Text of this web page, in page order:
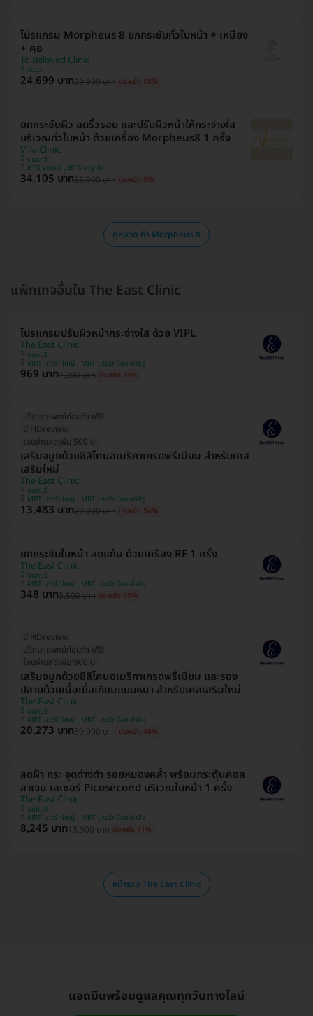
โปรแกรม Morpheus 8 ยกกระชับทั่วใบหน้า + เหนียง
+ คอ
To Beloved Clinic
วัฒนา
24,699 บาท29,999 บาท ประหยัด 18%
ยกกระชับผิว ลดริ้วรอย และปรับผิวหน้าให้กระจ่างใส
บริเวณทั่วใบหน้า ด้วยเครื่อง Morpheus8 1 ครั้ง
Villa Clinic
ราชเทวี
BTS ราชเทวี , BTS พญาไท
34,105 บาท35,900 บาท ประหยัด 5%
ดูหมวด ทำ Morpheus 8
แพ็กเกจอื่นใน The East Clinic
โปรแกรมปรับผิวหน้ากระจ่างใส ด้วย VIPL
The East Clinic
นนทบุรี
MRT บางรักใหญ่ , MRT บางรักน้อย-ท่าอิฐ
969 บาท1,200 บาท ประหยัด 19%
ปรึกษาแพทย์ก่อนทำ ฟรี!
มี HDreview
โอนจ่ายลดเพิ่ม 500 บ.
เสริมจมูกด้วยซิลิโคนอเมริกาเกรดพรีเมียม สำหรับเคส
เสริมใหม่
The East Clinic
นนทบุรี
MRT บางรักใหญ่ , MRT บางรักน้อย-ท่าอิฐ
13,483 บาท29,000 บาท ประหยัด 54%
ยกกระชับใบหน้า ลดแก้ม ด้วยเครื่อง RF 1 ครั้ง
The East Clinic
นนทบุรี
MRT บางรักใหญ่ , MRT บางรักน้อย-ท่าอิฐ
348 บาท3,500 บาท ประหยัด 90%
มี HDreview
ปรึกษาแพทย์ก่อนทำ ฟรี!
โอนจ่ายลดเพิ่ม 900 บ.
เสริมจมูกด้วยซิลิโคนอเมริกาเกรดพรีเมียม และรอง
ปลายด้วยเนื้อเยื่อเทียมแบบหนา สำหรับเคสเสริมใหม่
The East Clinic
นนทบุรี
MRT บางรักใหญ่ , MRT บางรักน้อย-ท่าอิฐ
20,273 บาท39,000 บาท ประหยัด 48%
ลดฝ้า กระ จุดด่างดำ รอยหมองคล้ำ พร้อมกระตุ้นคอล
ลาเจน เลเซอร์ Picosecond บริเวณใบหน้า 1 ครั้ง
The East Clinic
นนทบุรี
MRT บางรักใหญ่ , MRT บางรักน้อย-ท่าอิฐ
8,245 บาท13,900 บาท ประหยัด 41%
หน้ารวม The East Clinic
แอดมินพร้อมดูแลคุณทุกวันทางไลน์